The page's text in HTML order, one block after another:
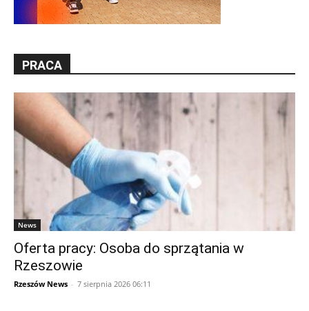
PRACA
News
Oferta pracy: Osoba do sprzątania w
Rzeszowie
Rzeszów News - 7 sierpnia 2026 06:11